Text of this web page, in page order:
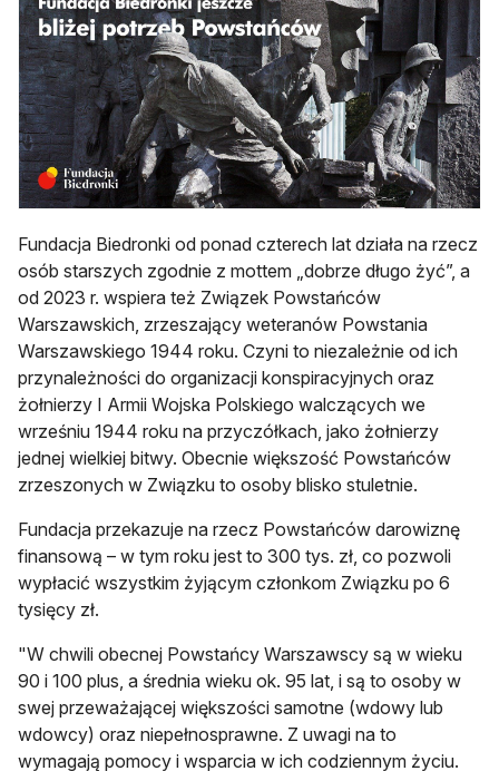
Fundacja Biedronki od ponad czterech lat działa na rzecz
osób starszych zgodnie z mottem „dobrze długo żyć”, a
od 2023 r. wspiera też Związek Powstańców
Warszawskich, zrzeszający weteranów Powstania
Warszawskiego 1944 roku. Czyni to niezależnie od ich
przynależności do organizacji konspiracyjnych oraz
żołnierzy I Armii Wojska Polskiego walczących we
wrześniu 1944 roku na przyczółkach, jako żołnierzy
jednej wielkiej bitwy. Obecnie większość Powstańców
zrzeszonych w Związku to osoby blisko stuletnie.
Fundacja przekazuje na rzecz Powstańców darowiznę
finansową – w tym roku jest to 300 tys. zł, co pozwoli
wypłacić wszystkim żyjącym członkom Związku po 6
tysięcy zł.
"W chwili obecnej Powstańcy Warszawscy są w wieku
90 i 100 plus, a średnia wieku ok. 95 lat, i są to osoby w
swej przeważającej większości samotne (wdowy lub
wdowcy) oraz niepełnosprawne. Z uwagi na to
wymagają pomocy i wsparcia w ich codziennym życiu.